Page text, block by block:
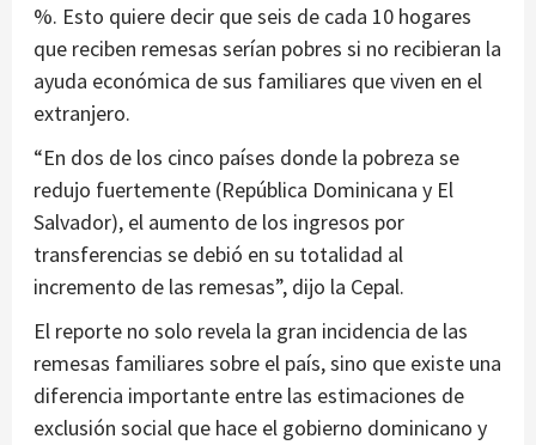
%. Esto quiere decir que seis de cada 10 hogares
que reciben remesas serían pobres si no recibieran la
ayuda económica de sus familiares que viven en el
extranjero.
“En dos de los cinco países donde la pobreza se
redujo fuertemente (República Dominicana y El
Salvador), el aumento de los ingresos por
transferencias se debió en su totalidad al
incremento de las remesas”, dijo la Cepal.
El reporte no solo revela la gran incidencia de las
remesas familiares sobre el país, sino que existe una
diferencia importante entre las estimaciones de
exclusión social que hace el gobierno dominicano y